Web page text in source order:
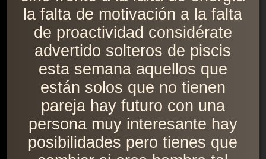
la falta de motivación a la falta
de proactividad considérate
advertido solteros de piscis
esta semana aquellos que
están solos que no tienen
pareja hay futuro con una
persona muy interesante hay
posibilidades pero tienes que